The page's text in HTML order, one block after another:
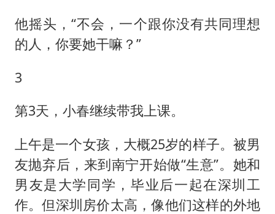
他摇头，“不会，一个跟你没有共同理想
的人，你要她干嘛？”
3
第3天，小春继续带我上课。
上午是一个女孩，大概25岁的样子。被男
友抛弃后，来到南宁开始做“生意”。她和
男友是大学同学，毕业后一起在深圳工
作。但深圳房价太高，像他们这样的外地